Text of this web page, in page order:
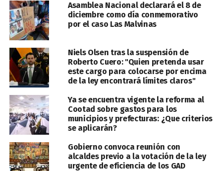
Asamblea Nacional declarará el 8 de
diciembre como día conmemorativo
por el caso Las Malvinas
Niels Olsen tras la suspensión de
Roberto Cuero: "Quien pretenda usar
este cargo para colocarse por encima
de la ley encontrará límites claros"
Ya se encuentra vigente la reforma al
Cootad sobre gastos para los
municipios y prefecturas: ¿Que criterios
se aplicarán?
Gobierno convoca reunión con
alcaldes previo a la votación de la ley
urgente de eficiencia de los GAD